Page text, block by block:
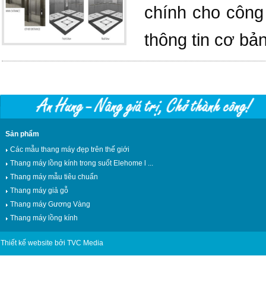
chính cho
thông tin cơ
Sản phẩm
Các mẫu thang máy đẹp trên thế giới
Thang máy lồng kính trong suốt Elehome l ...
Thang máy mẫu tiêu chuẩn
Thang máy giả gỗ
Thang máy Gương Vàng
Thang máy lồng kính
Thiết kế website bởi TVC Media